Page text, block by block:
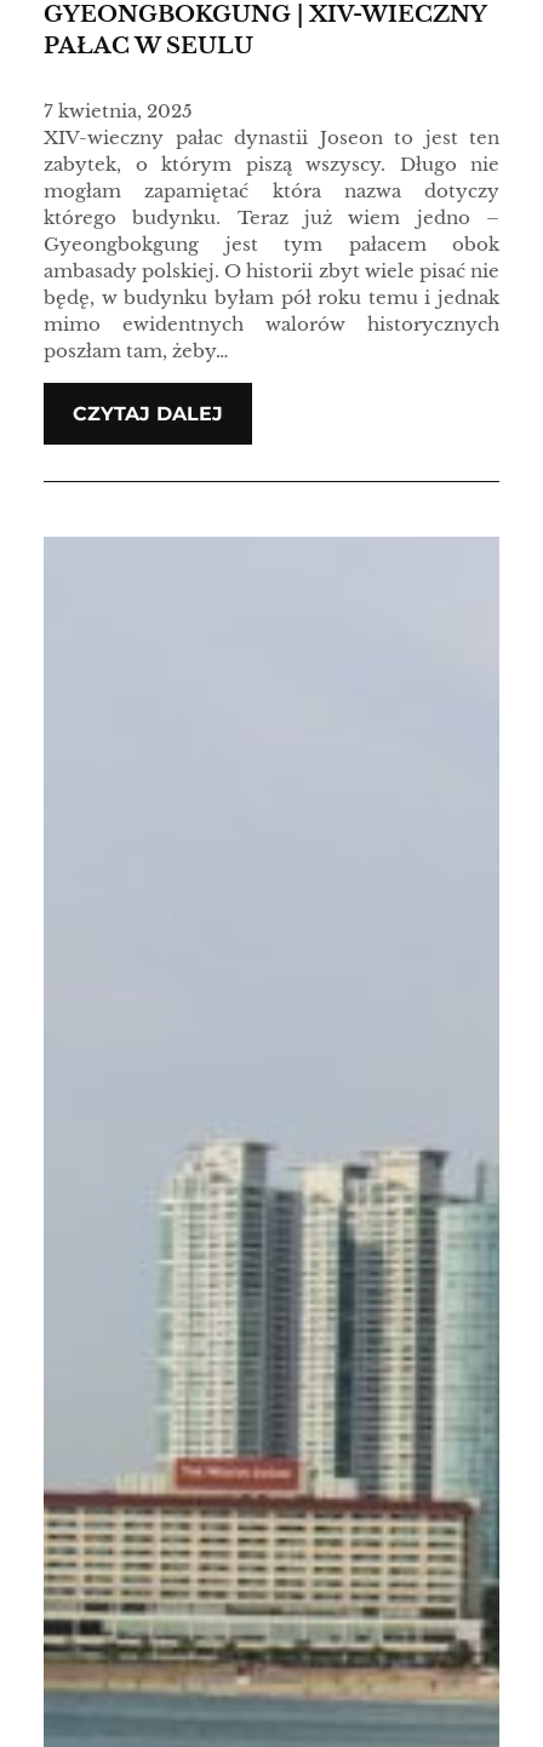
GYEONGBOKGUNG | XIV-WIECZNY
PAŁAC W SEULU
7 kwietnia, 2025
XIV-wieczny pałac dynastii Joseon to jest ten
zabytek, o którym piszą wszyscy. Długo nie
mogłam zapamiętać która nazwa dotyczy
którego budynku. Teraz już wiem jedno –
Gyeongbokgung jest tym pałacem obok
ambasady polskiej. O historii zbyt wiele pisać nie
będę, w budynku byłam pół roku temu i jednak
mimo ewidentnych walorów historycznych
poszłam tam, żeby…
CZYTAJ DALEJ